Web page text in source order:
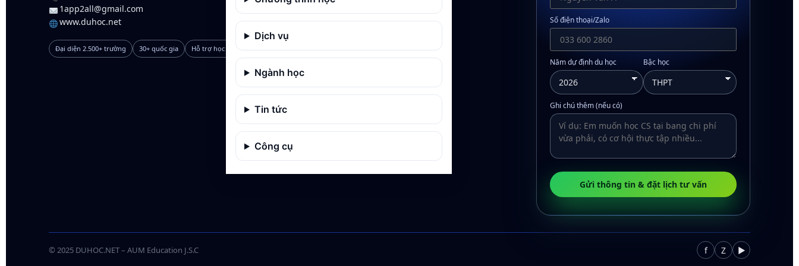
Dịch vụ
Ngành học
Tin tức
Công cụ
1app2all@gmail.com
www.duhoc.net
Đại diện 2.500+ trường 30+ quốc gia Hỗ trợ học bổng
Số điện thoại/Zalo
Năm dự định du học Bậc học
Ghi chú thêm (nếu có)
Gửi thông tin & đặt lịch tư vấn
© 2025 DUHOC.NET – AUM Education J.S.C f Z ▶